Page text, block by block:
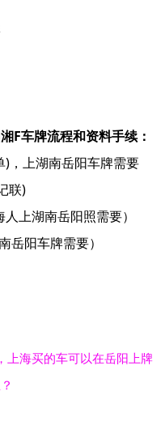
F车牌流程和资料手续：
)，上湖南岳阳车牌需要
联)
上湖南岳阳照需要）
岳阳车牌需要）
上海买的车可以在岳阳上牌